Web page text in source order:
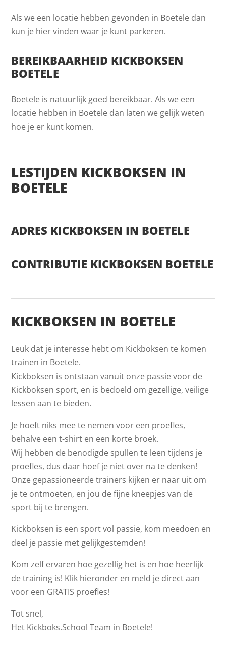
Als we een locatie hebben gevonden in Boetele dan
kun je hier vinden waar je kunt parkeren.
BEREIKBAARHEID KICKBOKSEN
BOETELE
Boetele is natuurlijk goed bereikbaar. Als we een
locatie hebben in Boetele dan laten we gelijk weten
hoe je er kunt komen.
LESTIJDEN KICKBOKSEN IN
BOETELE
ADRES KICKBOKSEN IN BOETELE
CONTRIBUTIE KICKBOKSEN BOETELE
KICKBOKSEN IN BOETELE
Leuk dat je interesse hebt om Kickboksen te komen
trainen in Boetele.
Kickboksen is ontstaan vanuit onze passie voor de
Kickboksen sport, en is bedoeld om gezellige, veilige
lessen aan te bieden.
Je hoeft niks mee te nemen voor een proefles,
behalve een t-shirt en een korte broek.
Wij hebben de benodigde spullen te leen tijdens je
proefles, dus daar hoef je niet over na te denken!
Onze gepassioneerde trainers kijken er naar uit om
je te ontmoeten, en jou de fijne kneepjes van de
sport bij te brengen.
Kickboksen is een sport vol passie, kom meedoen en
deel je passie met gelijkgestemden!
Kom zelf ervaren hoe gezellig het is en hoe heerlijk
de training is! Klik hieronder en meld je direct aan
voor een GRATIS proefles!
Tot snel,
Het Kickboks.School Team in Boetele!